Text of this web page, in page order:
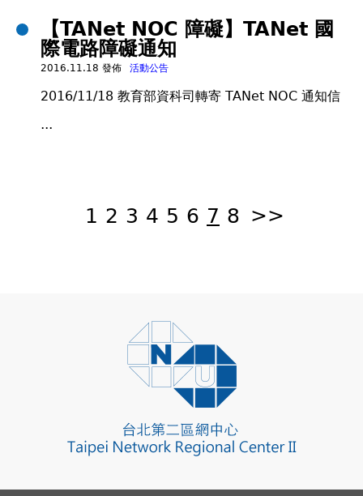
【TANet NOC 障礙】TANet 國
際電路障礙通知
2016.11.18 發佈 活動公告
2016/11/18 教育部資科司轉寄 TANet NOC 通知信
...
1 2 3 4 5 6 7 8 >>